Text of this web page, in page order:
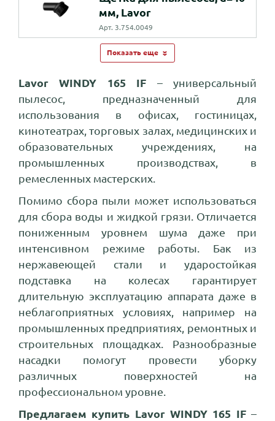
мм, Lavor
Арт. 3.754.0049
Показать еще
Lavor WINDY 165 IF – универсальный
пылесос, предназначенный для
использования в офисах, гостиницах,
кинотеатрах, торговых залах, медицинских и
образовательных учреждениях, на
промышленных производствах, в
ремесленных мастерских.
Помимо сбора пыли может использоваться
для сбора воды и жидкой грязи. Отличается
пониженным уровнем шума даже при
интенсивном режиме работы. Бак из
нержавеющей стали и ударостойкая
подставка на колесах гарантирует
длительную эксплуатацию аппарата даже в
неблагоприятных условиях, например на
промышленных предприятиях, ремонтных и
строительных площадках. Разнообразные
насадки помогут провести уборку
различных поверхностей на
профессиональном уровне.
Предлагаем купить Lavor WINDY 165 IF–